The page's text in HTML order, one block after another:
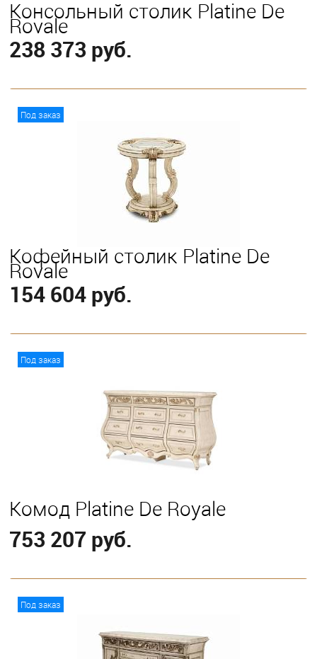
Консольный столик Platine De
Royale
238 373 руб.
Под заказ
Кофейный столик Platine De
Royale
154 604 руб.
Под заказ
Комод Platine De Royale
753 207 руб.
Под заказ